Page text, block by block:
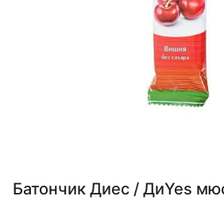
Батончик Диес / ДиYes